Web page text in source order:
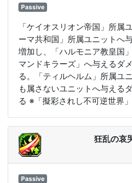
Passive
「ケイオスリオン帝国」所属
ーマ共和国」所属ユニットへ
増加し、「ハルモニア教皇国
マンドキラーズ」へ与えるダ
る。「ティルヘルム」所属ユ
も属さないユニットへ与える
る ※「擬彩されし不可逆世界
狂乱の哀
Passive